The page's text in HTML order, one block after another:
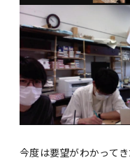
今度は要望がわかって